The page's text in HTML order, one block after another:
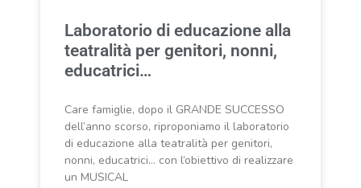
Laboratorio di educazione alla
teatralità per genitori, nonni,
educatrici…
Care famiglie, dopo il GRANDE SUCCESSO
dell’anno scorso, riproponiamo il laboratorio
di educazione alla teatralità per genitori,
nonni, educatrici… con l’obiettivo di realizzare
un MUSICAL